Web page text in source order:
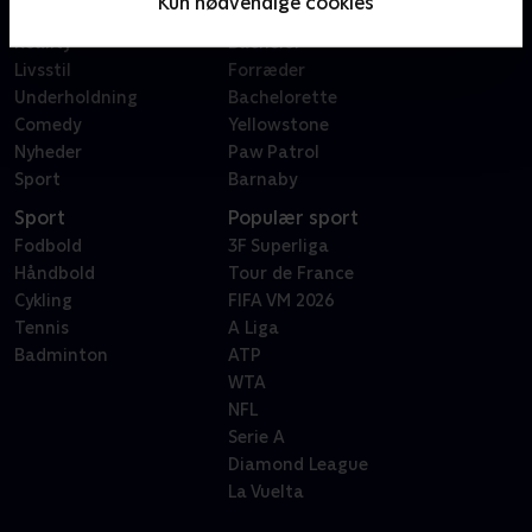
Reality
Livsstil
Underholdning
Comedy
Nyheder
Sport
X Factor
Bachelor
Forræder
Bachelorette
Yellowstone
Paw Patrol
Barnaby
Sport
Fodbold
Håndbold
Cykling
Tennis
Badminton
Populær sport
3F Superliga
Tour de France
FIFA VM 2026
A Liga
ATP
WTA
NFL
Serie A
Diamond League
La Vuelta